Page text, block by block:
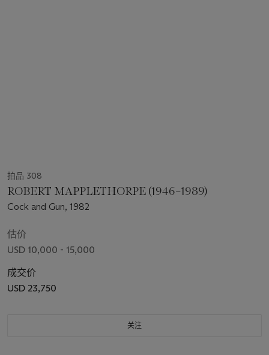
拍品 308
ROBERT MAPPLETHORPE (1946–1989)
Cock and Gun, 1982
估价
USD 10,000 - 15,000
成交价
USD 23,750
关注